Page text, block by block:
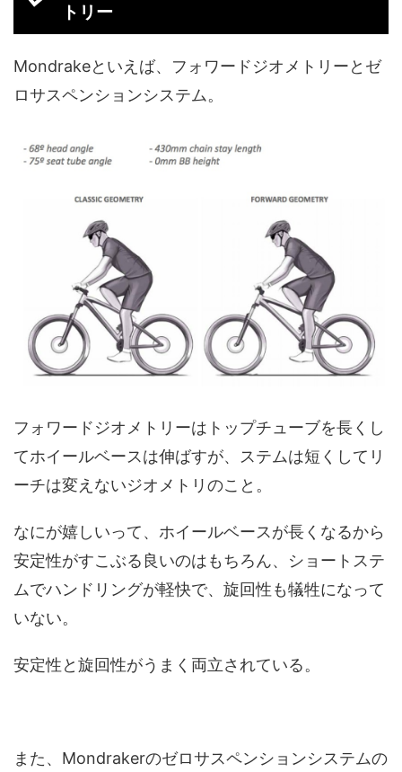
トリー
Mondrakeといえば、フォワードジオメトリーとゼ
ロサスペンションシステム。
フォワードジオメトリーはトップチューブを長くし
てホイールベースは伸ばすが、ステムは短くしてリ
ーチは変えないジオメトリのこと。
なにが嬉しいって、ホイールベースが長くなるから
安定性がすこぶる良いのはもちろん、ショートステ
ムでハンドリングが軽快で、旋回性も犠牲になって
いない。
安定性と旋回性がうまく両立されている。
また、Mondrakerのゼロサスペンションシステムの